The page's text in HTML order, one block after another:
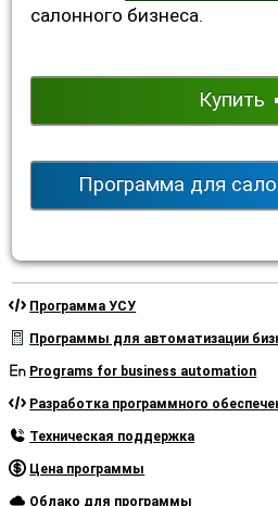
салонного бизнеса.
Купить
Программа для
Программа УСУ
Программы для автоматизации
Programs for business automation
Разработка программного
Техническая поддержка
Цена программы
Облако для программы